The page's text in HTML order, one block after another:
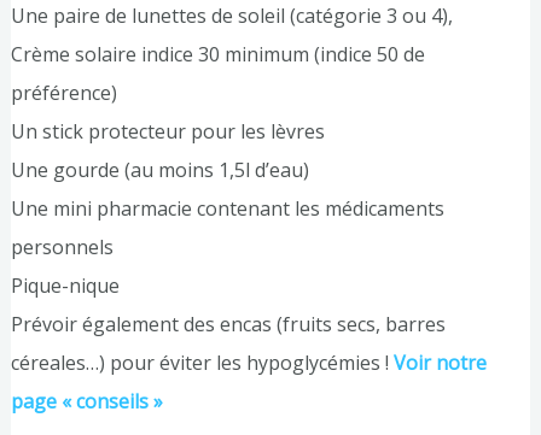
Une paire de lunettes de soleil (catégorie 3 ou 4),
Crème solaire indice 30 minimum (indice 50 de
préférence)
Un stick protecteur pour les lèvres
Une gourde (au moins 1,5l d’eau)
Une mini pharmacie contenant les médicaments
personnels
Pique-nique
Prévoir également des encas (fruits secs, barres
céreales…) pour éviter les hypoglycémies ! Voir notre
page « conseils »